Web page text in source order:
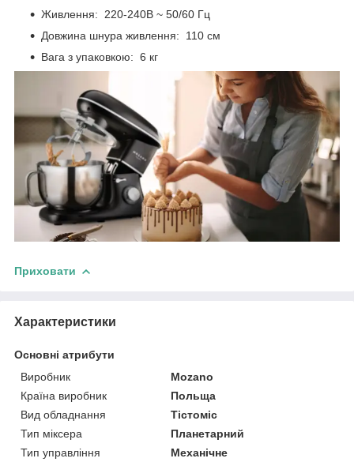
Живлення: 220-240В ~ 50/60 Гц
Довжина шнура живлення: 110 см
Вага з упаковкою: 6 кг
Приховати
Характеристики
Основні атрибути
Виробник
Mozano
Країна виробник
Польща
Вид обладнання
Тістоміс
Тип міксера
Планетарний
Тип управління
Механічне